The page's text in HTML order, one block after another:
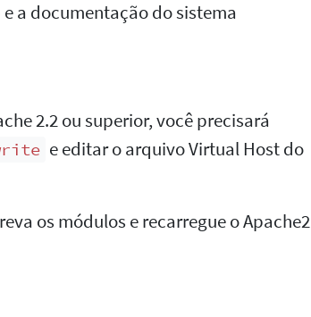
a documentação do sistema
2.2 ou superior, você precisará
e editar o arquivo Virtual Host do
os módulos e recarregue o Apache2